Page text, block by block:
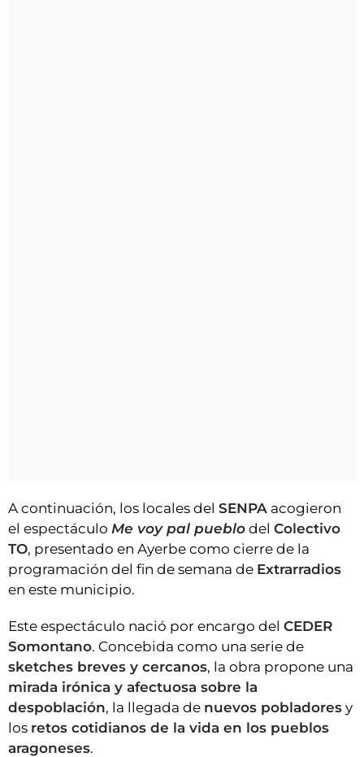
A continuación, los locales del SENPA acogieron
el espectáculo Me voy pal pueblo del Colectivo
TO, presentado en Ayerbe como cierre de la
programación del fin de semana de Extrarradios
en este municipio.
Este espectáculo nació por encargo del CEDER
Somontano. Concebida como una serie de
sketches breves y cercanos, la obra propone una
mirada irónica y afectuosa sobre la
despoblación, la llegada de nuevos pobladores y
los retos cotidianos de la vida en los pueblos
aragoneses.